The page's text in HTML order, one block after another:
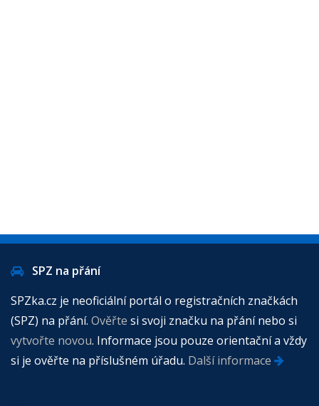
SPZ na přání
SPZka.cz je neoficiální portál o registračních značkách
(SPZ) na přání. Ověřte si svoji značku na přání nebo si
vytvořte novou. Informace jsou pouze orientační a vždy
si je ověřte na příslušném úřadu. Další informace